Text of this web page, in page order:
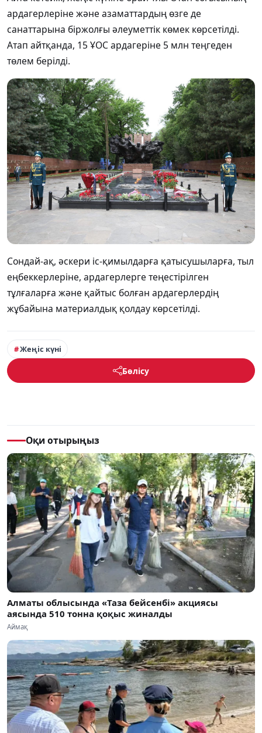
ардагерлеріне және азаматтардың өзге де
санаттарына біржолғы әлеуметтік көмек көрсетілді.
Атап айтқанда, 15 ҰОС ардагеріне 5 млн теңгеден
төлем берілді.
Сондай-ақ, әскери іс-қимылдарға қатысушыларға, тыл
еңбеккерлеріне, ардагерлерге теңестірілген
тұлғаларға және қайтыс болған ардагерлердің
жұбайына материалдық қолдау көрсетілді.
Жеңіс күні
Бөлісу
Оқи отырыңыз
Алматы облысында «Таза бейсенбі» акциясы
аясында 510 тонна қоқыс жиналды
Аймақ